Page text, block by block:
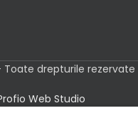
Toate drepturile rezervate
Web Studio